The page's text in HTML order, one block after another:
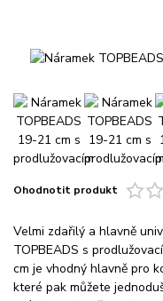
Ohodnotit produkt
Velmi zdařilý a hlavně
TOPBEADS s
cm je vhodný hlavně pro
které pak můžete